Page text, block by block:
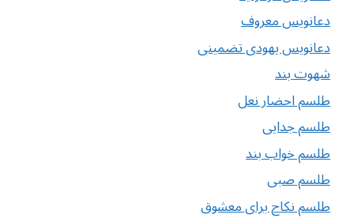
دعانویس معروف
دعانویس یهودی تضمینی
شهوت بند
طلسم احضار نعل
طلسم جدایی
طلسم خواب بند
طلسم صبی
طلسم نکاح برای معشوق